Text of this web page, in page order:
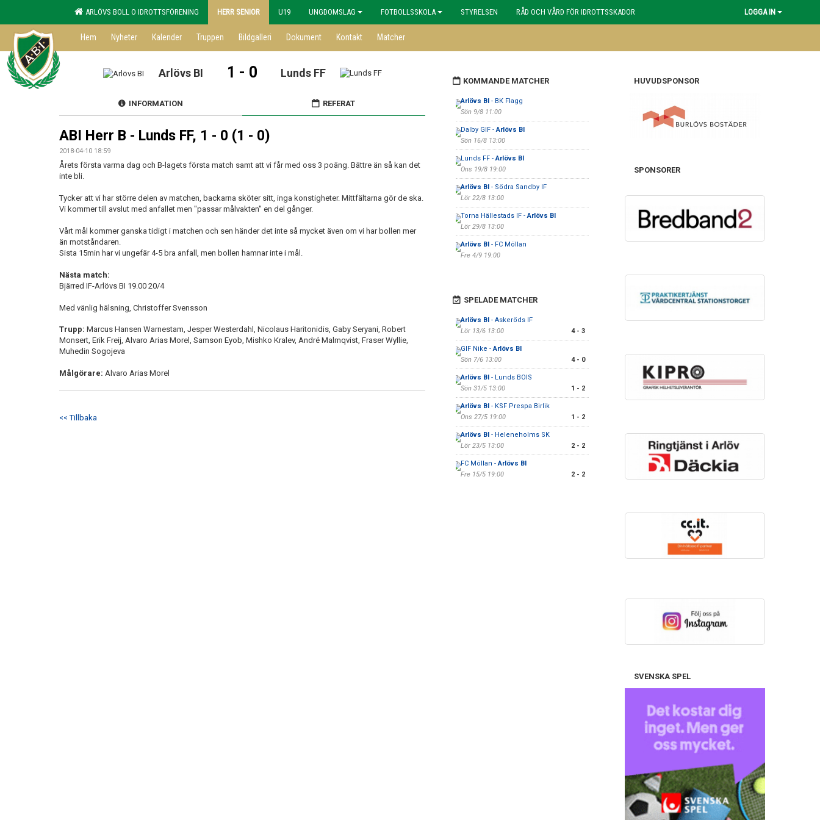
ARLÖVS BOLL O IDROTTSFÖRENING HERR SENIOR U19 UNGDOMSLAG FOTBOLLSSKOLA STYRELSEN RÅD OCH VÅRD FÖR IDROTTSSKADOR LOGGA IN
Hem Nyheter Kalender Truppen Bildgalleri Dokument Kontakt Matcher
Arlövs BI 1 - 0 Lunds FF
INFORMATION REFERAT
ABI Herr B - Lunds FF, 1 - 0 (1 - 0)
2018-04-10 18:59
Årets första varma dag och B-lagets första match samt att vi får med oss 3 poäng. Bättre än så kan det
inte bli.
Tycker att vi har större delen av matchen, backarna sköter sitt, inga konstigheter. Mittfältarna gör de ska.
Vi kommer till avslut med anfallet men "passar målvakten" en del gånger.
Vårt mål kommer ganska tidigt i matchen och sen händer det inte så mycket även om vi har bollen mer
än motståndaren.
Sista 15min har vi ungefär 4-5 bra anfall, men bollen hamnar inte i mål.
Nästa match:
Bjärred IF-Arlövs BI 19.00 20/4
Med vänlig hälsning, Christoffer Svensson
Trupp: Marcus Hansen Warnestam, Jesper Westerdahl, Nicolaus Haritonidis, Gaby Seryani, Robert
Monsert, Erik Freij, Alvaro Arias Morel, Samson Eyob, Mishko Kralev, André Malmqvist, Fraser Wyllie,
Muhedin Sogojeva
Målgörare: Alvaro Arias Morel
<< Tillbaka
KOMMANDE MATCHER
Arlövs BI- BK Flagg
Sön 9/8 11:00
Dalby GIF -Arlövs BI
Sön 16/8 13:00
Lunds FF -Arlövs BI
Ons 19/8 19:00
Arlövs BI- Södra Sandby IF
Lör 22/8 13:00
Torna Hällestads IF -Arlövs BI
Lör 29/8 13:00
Arlövs BI- FC Möllan
Fre 4/9 19:00
SPELADE MATCHER
Arlövs BI- Askeröds IF
Lör 13/6 13:00
4 - 3
GIF Nike -Arlövs BI
Sön 7/6 13:00
4 - 0
Arlövs BI- Lunds BOIS
Sön 31/5 13:00
1 - 2
Arlövs BI- KSF Prespa Birlik
Ons 27/5 19:00
1 - 2
Arlövs BI- Heleneholms SK
Lör 23/5 13:00
2 - 2
FC Möllan -Arlövs BI
Fre 15/5 19:00
2 - 2
HUVUDSPONSOR
SPONSORER
SVENSKA SPEL